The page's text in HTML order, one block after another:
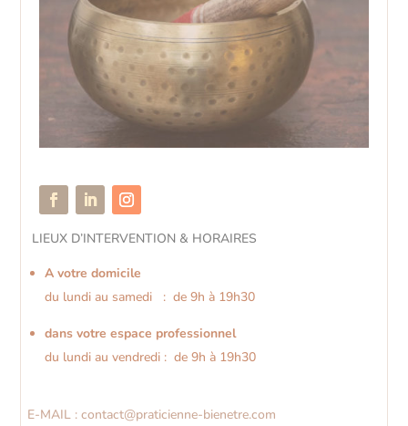
LIEUX D’INTERVENTION & HORAIRES
A votre domicile
du lundi au samedi : de 9h à 19h30
dans votre espace professionnel
du lundi au vendredi : de 9h à 19h30
E-MAIL : contact@praticienne-bienetre.com